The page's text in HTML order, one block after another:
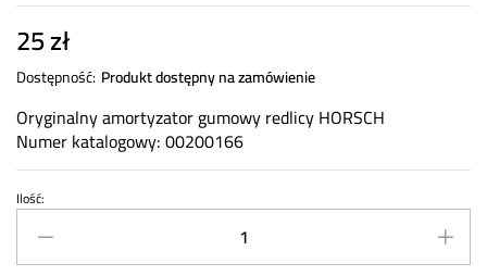
25zł
Dostępność: Produkt dostępny na zamówienie
Oryginalny amortyzator gumowy redlicy HORSCH
Numer katalogowy: 00200166
Amortyzator
gumowy
redlicy
Ilość: